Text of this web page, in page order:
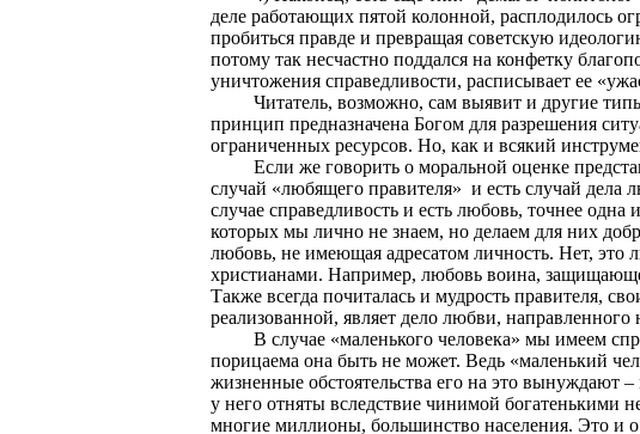
деле работающих пятой колонной, расплодилось
пробиться правде и превращая советскую
потому так несчастно поддался на конфетку
уничтожения справедливости, расписывает ее
Читатель, возможно, сам выявит и другие
принцип предназначена Богом для разрешения
ограниченных ресурсов. Но, как и всякий
Если же говорить о моральной оценке
случай «любящего правителя» и есть случай дела
случае справедливость и есть любовь, точнее
которых мы лично не знаем, но делаем для них
любовь, не имеющая адресатом личность. Нет,
христианами. Например, любовь воина,
Также всегда почиталась и мудрость правителя,
реализованной, являет дело любви, направленного
В случае «маленького человека» мы имеем
порицаема она быть не может. Ведь «маленький
жизненные обстоятельства его на это вынуждают
у него отняты вследствие чинимой богатенькими
многие миллионы, большинство населения. Это и